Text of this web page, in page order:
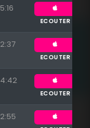
5:16
ECOUTER
2:37
ECOUTER
4:42
ECOUTER
2:55